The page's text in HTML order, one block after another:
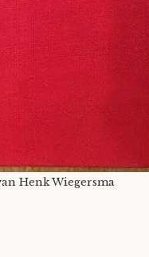
Henk Wiegersma